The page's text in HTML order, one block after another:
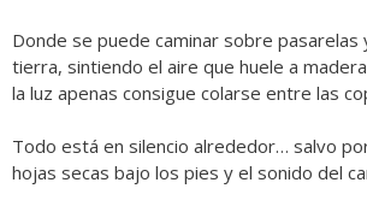
Donde se puede caminar sobre pasarelas
tierra, sintiendo el aire que huele a
la luz apenas consigue colarse entre las
Todo está en silencio alrededor… salvo
hojas secas bajo los pies y el sonido del